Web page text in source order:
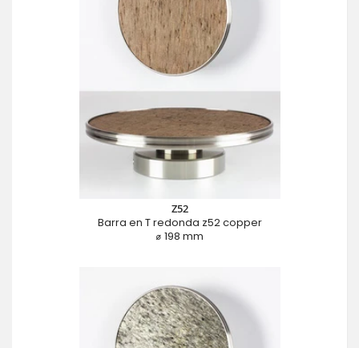
Z52
Barra en T redonda z52 copper
⌀ 198 mm